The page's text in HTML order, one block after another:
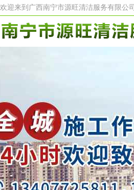
欢迎来到广西南宁市源旺清洁服务有限公司